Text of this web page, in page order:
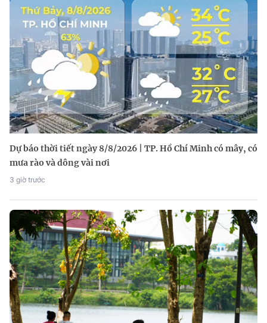
Dự báo thời tiết ngày 8/8/2026 | TP. Hồ Chí Minh có mây, có
mưa rào và dông vài nơi
3 giờ trước